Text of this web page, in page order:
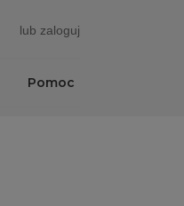
lub zaloguj
Pomoc